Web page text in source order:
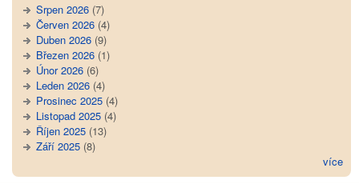
Srpen 2026 (7)
Červen 2026 (4)
Duben 2026 (9)
Březen 2026 (1)
Únor 2026 (6)
Leden 2026 (4)
Prosinec 2025 (4)
Listopad 2025 (4)
Říjen 2025 (13)
Září 2025 (8)
více